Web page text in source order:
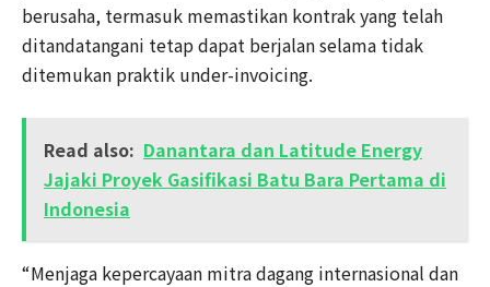
berusaha, termasuk memastikan kontrak yang telah
ditandatangani tetap dapat berjalan selama tidak
ditemukan praktik under-invoicing.
Read also: Danantara dan Latitude Energy
Jajaki Proyek Gasifikasi Batu Bara Pertama di
Indonesia
“Menjaga kepercayaan mitra dagang internasional dan